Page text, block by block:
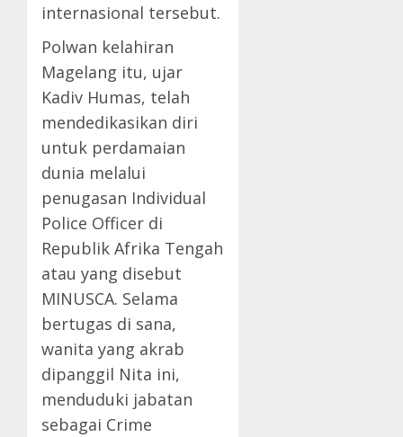
internasional tersebut.
Polwan kelahiran
Magelang itu, ujar
Kadiv Humas, telah
mendedikasikan diri
untuk perdamaian
dunia melalui
penugasan Individual
Police Officer di
Republik Afrika Tengah
atau yang disebut
MINUSCA. Selama
bertugas di sana,
wanita yang akrab
dipanggil Nita ini,
menduduki jabatan
sebagai Crime